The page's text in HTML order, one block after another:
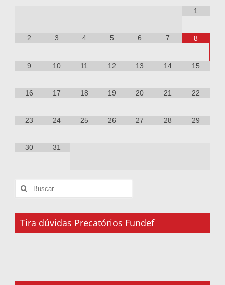
1
2 3 4 5 6 7 8
9 10 11 12 13 14 15
16 17 18 19 20 21 22
23 24 25 26 27 28 29
30 31
Tira dúvidas Precatórios Fundef